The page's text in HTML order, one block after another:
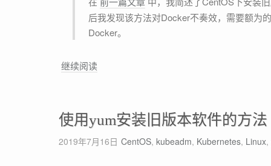
S
h
e
l
r
p
后我发现该方法对Docker不奏效，需要额为
Docker。
继续阅读C
O
S
使用yum安装旧版本软件的方法
2019年7月16日 CentOS, kubeadm, Kubernetes, Linux,